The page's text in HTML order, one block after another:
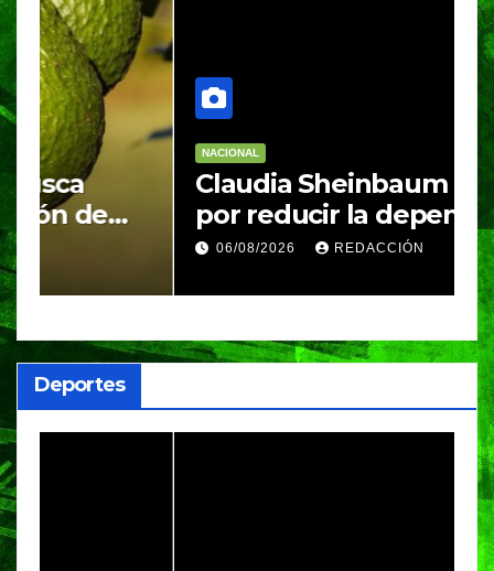
NACIONAL
Claudia Sheinbaum apuesta
por reducir la dependencia
del gas importado; fracking
REDACCIÓN
Deportes